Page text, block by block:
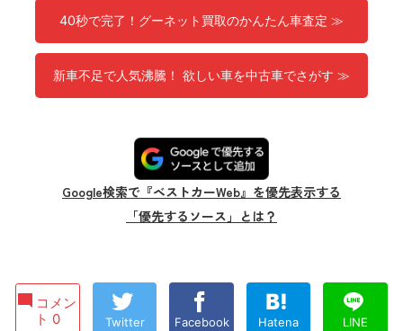
40秒で完了！グーネット買取のかんたん車査定 ≫
新車不足で人気沸騰！ 欲しい車を中古車でさがす ≫
Google検索で『ベストカーWeb』を優先表示する
「優先するソース」とは？
コメン
ト 0
Twitter Facebook Hatena LINE